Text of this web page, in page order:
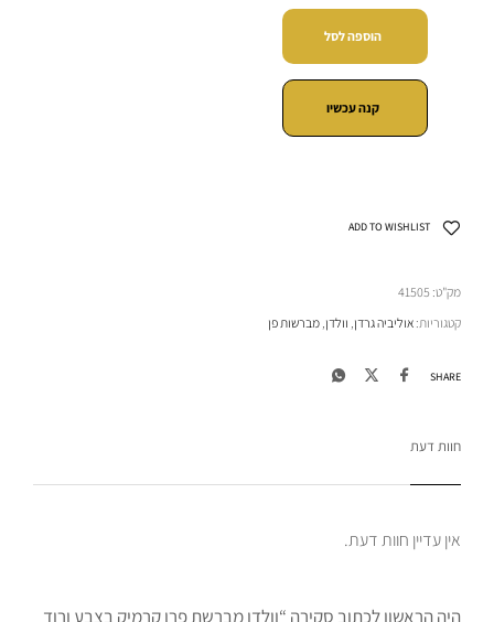
הוספה לסל
קנה עכשיו
ADD TO WISHLIST
מק"ט: 41505
קטגוריות: אוליביה גרדן, וולדן, מברשות פן
SHARE
חוות דעת
אין עדיין חוות דעת.
היה הראשון לכתוב סקירה “וולדן מברשת פרו קרמיק בצבע ורוד